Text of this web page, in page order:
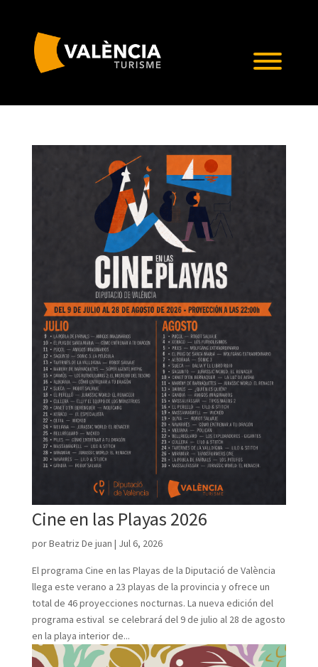
Cine en las Playas 2026
porBeatriz De juan | Jul 6, 2026
El programa Cine en las Playas de la Diputació de València
llega este verano a 23 playas de la provincia y ofrece un
total de 46 proyecciones nocturnas. La nueva edición del
programa estival se celebrará del 9 de julio al 28 de agosto
en la playa interior de...